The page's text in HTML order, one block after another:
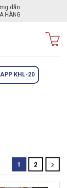
dẫn
HÀNG
KHL-20
1 2